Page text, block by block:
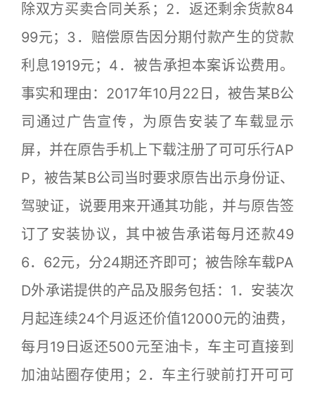
除双方买卖合同关系；2．返还剩余货款84
99元；3．赔偿原告因分期付款产生的贷款
利息1919元；4．被告承担本案诉讼费用。
事实和理由：2017年10月22日，被告某B公
司通过广告宣传，为原告安装了车载显示
屏，并在原告手机上下载注册了可可乐行AP
P，被告某B公司当时要求原告出示身份证、
驾驶证，说要用来开通其功能，并与原告签
订了安装协议，其中被告承诺每月还款49
6．62元，分24期还齐即可；被告除车载PA
D外承诺提供的产品及服务包括：1．安装次
月起连续24个月返还价值12000元的油费，
每月19日返还500元至油卡，车主可直接到
加油站圈存使用；2．车主行驶前打开可可